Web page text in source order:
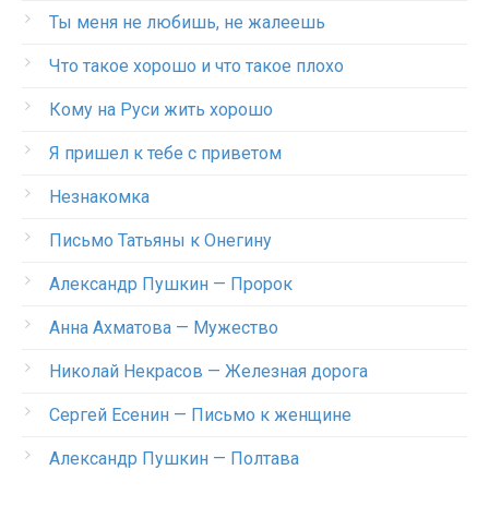
Ты меня не любишь, не жалеешь
Что такое хорошо и что такое плохо
Кому на Руси жить хорошо
Я пришел к тебе с приветом
Незнакомка
Письмо Татьяны к Онегину
Александр Пушкин — Пророк
Анна Ахматова — Мужество
Николай Некрасов — Железная дорога
Сергей Есенин — Письмо к женщине
Александр Пушкин — Полтава